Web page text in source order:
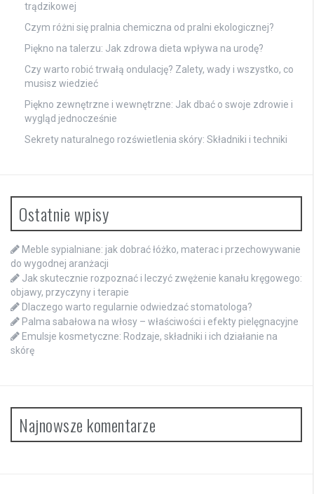
trądzikowej
Czym różni się pralnia chemiczna od pralni ekologicznej?
Piękno na talerzu: Jak zdrowa dieta wpływa na urodę?
Czy warto robić trwałą ondulację? Zalety, wady i wszystko, co
musisz wiedzieć
Piękno zewnętrzne i wewnętrzne: Jak dbać o swoje zdrowie i
wygląd jednocześnie
Sekrety naturalnego rozświetlenia skóry: Składniki i techniki
Ostatnie wpisy
Meble sypialniane: jak dobrać łóżko, materac i przechowywanie
do wygodnej aranżacji
Jak skutecznie rozpoznać i leczyć zwężenie kanału kręgowego:
objawy, przyczyny i terapie
Dlaczego warto regularnie odwiedzać stomatologa?
Palma sabałowa na włosy – właściwości i efekty pielęgnacyjne
Emulsje kosmetyczne: Rodzaje, składniki i ich działanie na
skórę
Najnowsze komentarze